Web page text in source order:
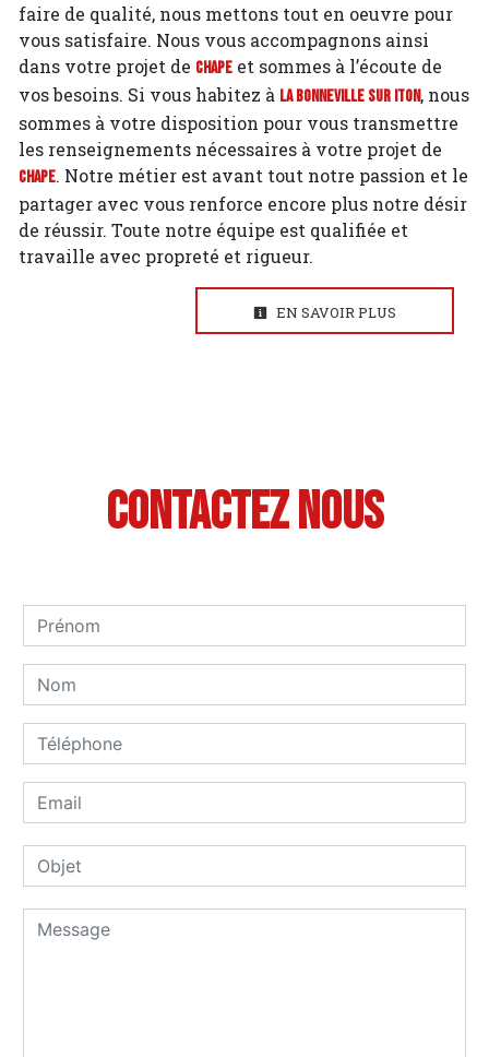
faire de qualité, nous mettons tout en oeuvre pour
vous satisfaire. Nous vous accompagnons ainsi
dans votre projet de Chape et sommes à l’écoute de
vos besoins. Si vous habitez à La Bonneville sur Iton, nous
sommes à votre disposition pour vous transmettre
les renseignements nécessaires à votre projet de
Chape. Notre métier est avant tout notre passion et le
partager avec vous renforce encore plus notre désir
de réussir. Toute notre équipe est qualifiée et
travaille avec propreté et rigueur.
EN SAVOIR PLUS
Contactez nous